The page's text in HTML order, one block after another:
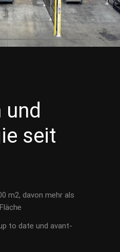
seit
m2, davon mehr als
to date und avant-